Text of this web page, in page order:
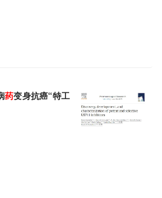
药变身抗癌“特工”——老药新用精准打